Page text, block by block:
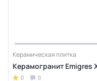
Керамическая плитка
Керамогранит Emigres
0 0